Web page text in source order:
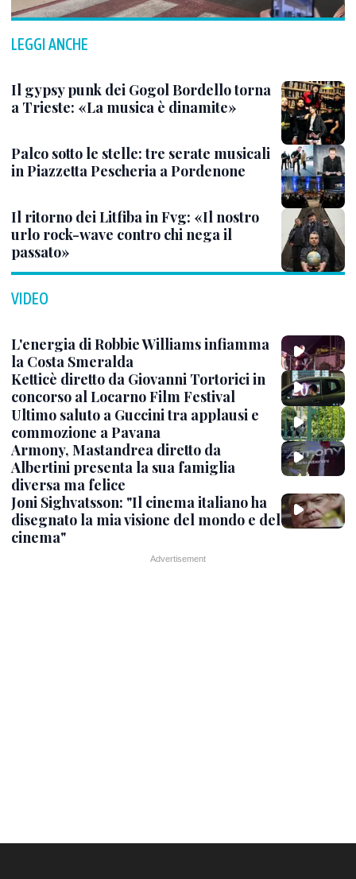
LEGGI ANCHE
Il gypsy punk dei Gogol Bordello torna
a Trieste: «La musica è dinamite»
Palco sotto le stelle: tre serate musicali
in Piazzetta Pescheria a Pordenone
Il ritorno dei Litfiba in Fvg: «Il nostro
urlo rock-wave contro chi nega il
passato»
VIDEO
L'energia di Robbie Williams infiamma
la Costa Smeralda
Ketticè diretto da Giovanni Tortorici in
concorso al Locarno Film Festival
Ultimo saluto a Guccini tra applausi e
commozione a Pavana
Armony, Mastandrea diretto da
Albertini presenta la sua famiglia
diversa ma felice
Joni Sighvatsson: "Il cinema italiano ha
disegnato la mia visione del mondo e del
cinema"